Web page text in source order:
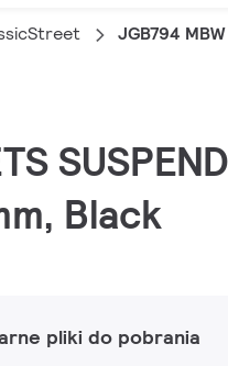
JGB794
Black
pliki do pobrania